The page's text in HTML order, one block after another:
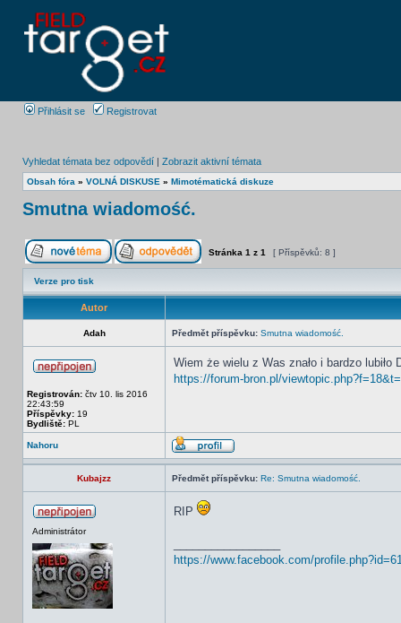
Přihlásit se Registrovat
Vyhledat témata bez odpovědí | Zobrazit aktivní témata
Obsah fóra » VOLNÁ DISKUSE » Mimotématická diskuze
Smutna wiadomość.
Stránka 1 z 1 [ Příspěvků: 8 ]
Verze pro tisk
Autor
Adah Předmět příspěvku: Smutna wiadomość.
Registrován: čtv 10. lis 2016
22:43:59
Příspěvky: 19
Bydliště: PL
Wiem że wielu z Was znało i bardzo
https://forum-bron.pl/
Nahoru
Kubajzz Předmět příspěvku: Re: Smutna wiadomość.
Administrátor
RIP
https://www.facebook.com/